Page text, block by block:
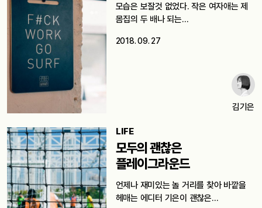
모습은 보잘것 없었다. 작은 여자애는 제
몸집의 두 배나 되는…
2018. 09. 27
김기은
LIFE
모두의 괜찮은
플레이그라운드
언제나 재미있는 놀 거리를 찾아 바깥을
헤매는 에디터 기은이 괜찮은…